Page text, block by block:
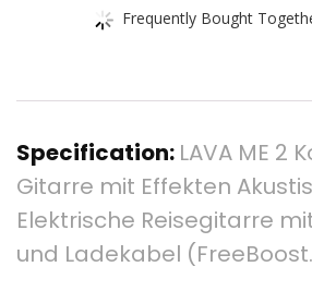
Frequently Bought
Specification: LAVA ME 2
Gitarre mit Effekten
Elektrische Reisegitarre
und Ladekabel